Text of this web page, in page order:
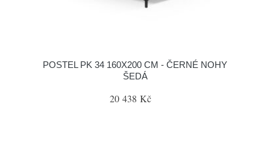
POSTEL PK 34 160X200 CM - ČERNÉ NOHY
ŠEDÁ
20 438 Kč